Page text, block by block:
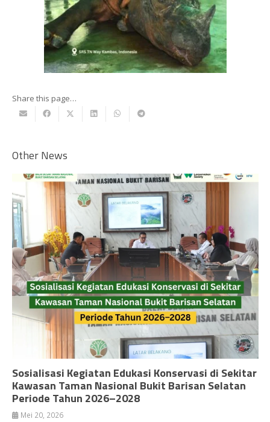
Share this page…
Other News
Sosialisasi Kegiatan Edukasi Konservasi di Sekitar
Kawasan Taman Nasional Bukit Barisan Selatan
Periode Tahun 2026–2028
Mei 20, 2026